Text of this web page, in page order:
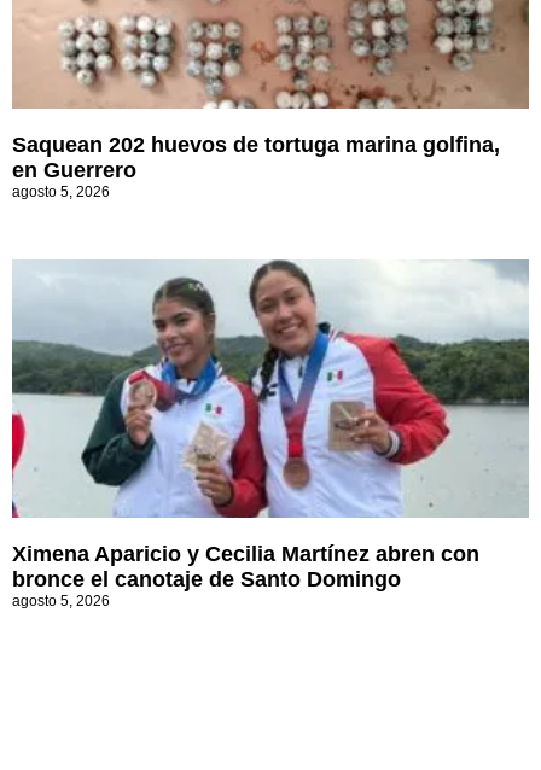
Saquean 202 huevos de tortuga marina golfina,
en Guerrero
agosto 5, 2026
Ximena Aparicio y Cecilia Martínez abren con
bronce el canotaje de Santo Domingo
agosto 5, 2026